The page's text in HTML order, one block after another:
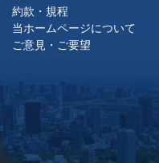
約款・規程
当ホームページについて
ご意見・ご要望